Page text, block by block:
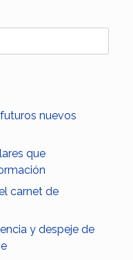
nuevos
que
carnet de
y despeje de